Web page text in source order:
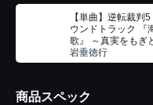
【単曲】逆転裁判
ウンドトラック 『
歌』 ～真実をもぎ
岩垂徳行
商品スペック